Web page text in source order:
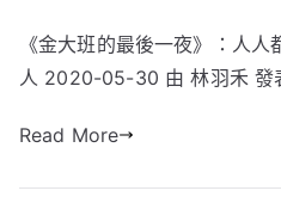
《金大班的最後一夜》：人
人 2020-05-30 由 林羽禾 發
Read More